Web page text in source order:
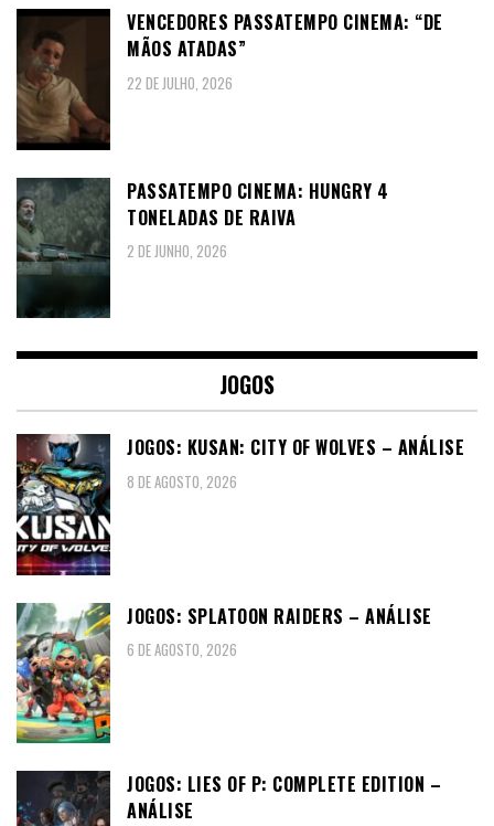
VENCEDORES PASSATEMPO CINEMA: “DE
MÃOS ATADAS”
22 DE JULHO, 2026
PASSATEMPO CINEMA: HUNGRY 4
TONELADAS DE RAIVA
2 DE JUNHO, 2026
JOGOS
JOGOS: KUSAN: CITY OF WOLVES – ANÁLISE
8 DE AGOSTO, 2026
JOGOS: SPLATOON RAIDERS – ANÁLISE
6 DE AGOSTO, 2026
JOGOS: LIES OF P: COMPLETE EDITION –
ANÁLISE